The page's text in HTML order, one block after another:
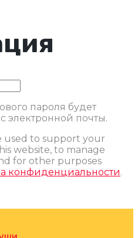
пароля будет
электронной почты.
used to support your
website, to manage
for other purposes
конфиденциальности.